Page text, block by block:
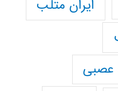
ایران متلب
عصبی